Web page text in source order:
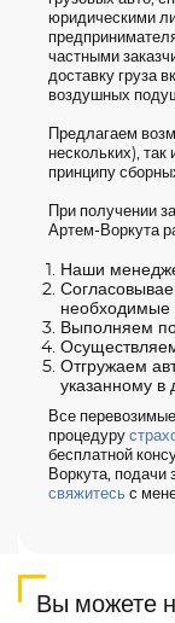
юридическими
частными
доставку груза
воздушных
Предлагаем
нескольких),
принципу
При получении
Артем-Воркута
Наши
необходимые
Выполняем
Отгружаем
указанному в
Все
процедуру
бесплатной
Воркута, подачи
свяжитесь с
Вы можете